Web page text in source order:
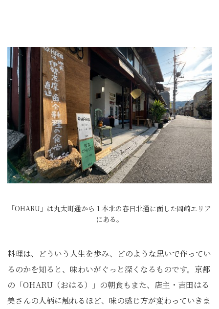
「OHARU」は丸太町通から１本北の春日北通に面した岡崎エリア
にある。
料理は、どういう人生を歩み、どのような思いで作ってい
るのかを知ると、味わいがぐっと深くなるものです。京都
の「OHARU（おはる）」の朝食もまた、店主・吉田はる
美さんの人柄に触れるほど、味の感じ方が変わっていきま